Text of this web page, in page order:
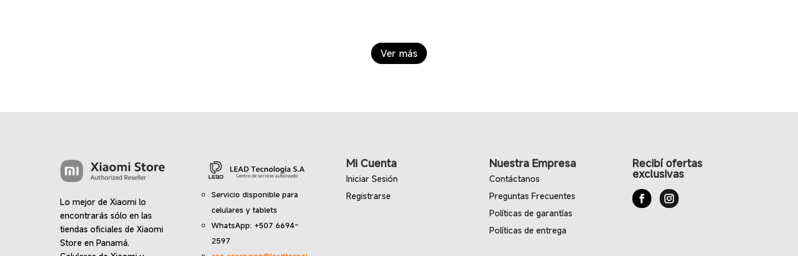
Ver más
Lo mejor de Xiaomi lo
encontrarás sólo en las
tiendas oficiales de Xiaomi
Store en Panamá.
Servicio disponible para
celulares y tablets
WhatsApp: +507 6694-
2597
Mi Cuenta
Iniciar Sesión
Registrarse
Nuestra Empresa
Contáctanos
Preguntas Frecuentes
Políticas de garantías
Políticas de entrega
Recibí ofertas
exclusivas